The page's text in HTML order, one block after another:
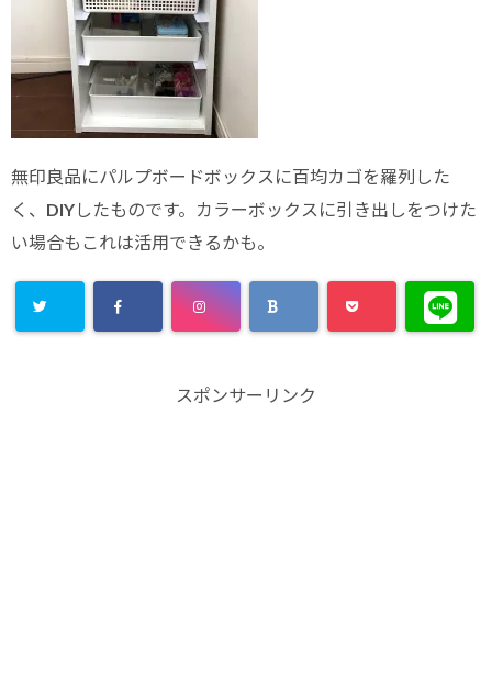
無印良品にパルプボードボックスに百均カゴを羅列した
く、DIYしたものです。カラーボックスに引き出しをつけた
い場合もこれは活用できるかも。
スポンサーリンク